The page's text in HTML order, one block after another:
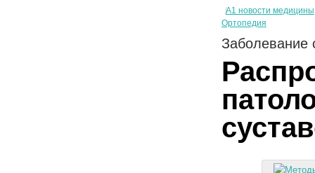
А1 новости медицины
Ортопедия
Заболевание